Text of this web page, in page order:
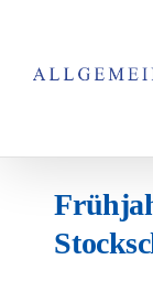
springen